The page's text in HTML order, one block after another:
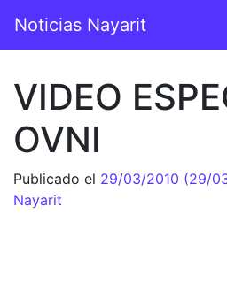
Navegación
Noticias Nayarit
VIDEO
OVNI
Publicado el 29/03/2010 (29/
Nayarit